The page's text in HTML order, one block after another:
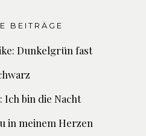
BEITRÄGE
Dunkelgrün fast
Ich bin die Nacht
in meinem Herzen